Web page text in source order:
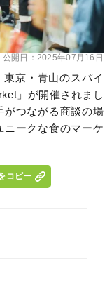
公開日： 2025年07月16日
京・青山のスパイ
」が開催されまし
がつながる商談の場
ニークな食のマーケ
コピー